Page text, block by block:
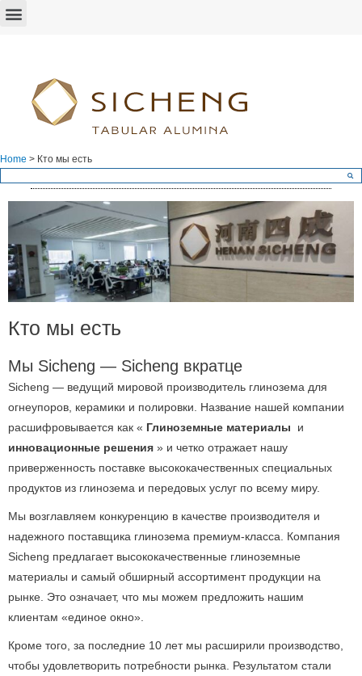
Home > Кто мы есть
Кто мы есть
Мы Sicheng — Sicheng вкратце
Sicheng — ведущий мировой производитель глинозема для
огнеупоров, керамики и полировки.
Название нашей компании
расшифровывается как « Глиноземные материалы и
инновационные решения » и четко отражает нашу
приверженность поставке высококачественных специальных
продуктов из глинозема и передовых услуг по всему миру.
Мы возглавляем конкуренцию в качестве производителя и
надежного поставщика глинозема премиум-класса. Компания
Sicheng предлагает высококачественные глиноземные
материалы и самый обширный ассортимент продукции на
рынке. Это означает, что мы можем предложить нашим
клиентам «единое окно».
Кроме того, за последние 10 лет мы расширили производство,
чтобы удовлетворить потребности рынка. Результатом стали